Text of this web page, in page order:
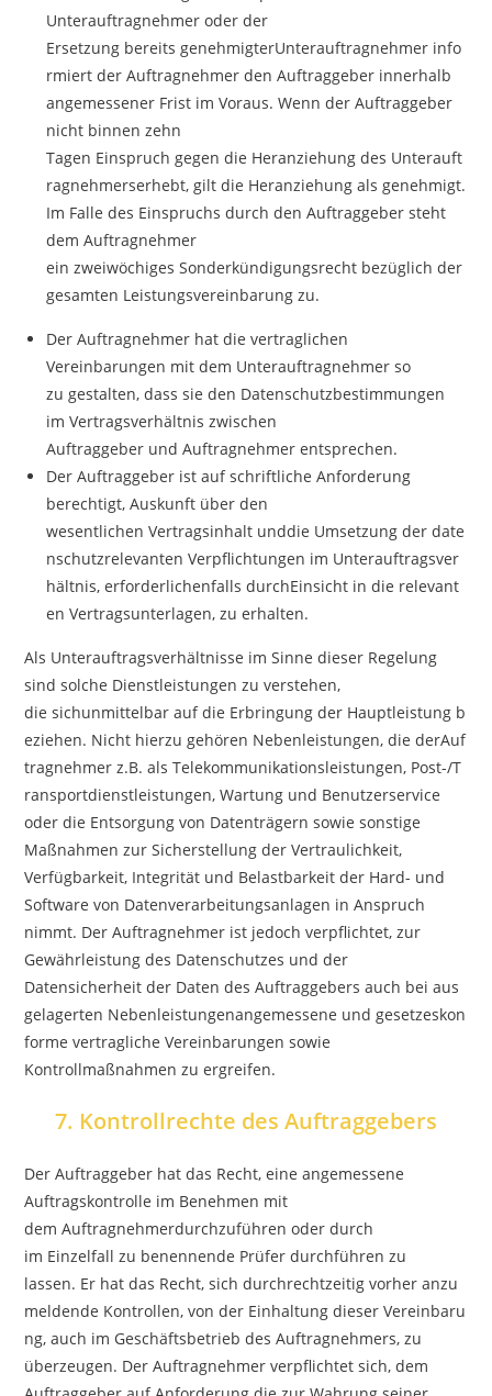
Unterauftragnehmer oder der
Ersetzung bereits genehmigterUnterauftragnehmer info
rmiert der Auftragnehmer den Auftraggeber innerhalb
angemessener Frist im Voraus. Wenn der Auftraggeber
nicht binnen zehn
Tagen Einspruch gegen die Heranziehung des Unterauft
ragnehmerserhebt, gilt die Heranziehung als genehmigt.
Im Falle des Einspruchs durch den Auftraggeber steht
dem Auftragnehmer
ein zweiwöchiges Sonderkündigungsrecht bezüglich der
gesamten Leistungsvereinbarung zu.
Der Auftragnehmer hat die vertraglichen
Vereinbarungen mit dem Unterauftragnehmer so
zu gestalten, dass sie den Datenschutzbestimmungen
im Vertragsverhältnis zwischen
Auftraggeber und Auftragnehmer entsprechen.
Der Auftraggeber ist auf schriftliche Anforderung
berechtigt, Auskunft über den
wesentlichen Vertragsinhalt unddie Umsetzung der date
nschutzrelevanten Verpflichtungen im Unterauftragsver
hältnis, erforderlichenfalls durchEinsicht in die relevant
en Vertragsunterlagen, zu erhalten.
Als Unterauftragsverhältnisse im Sinne dieser Regelung
sind solche Dienstleistungen zu verstehen,
die sichunmittelbar auf die Erbringung der Hauptleistung b
eziehen. Nicht hierzu gehören Nebenleistungen, die derAuf
tragnehmer z.B. als Telekommunikationsleistungen, Post-/T
ransportdienstleistungen, Wartung und Benutzerservice
oder die Entsorgung von Datenträgern sowie sonstige
Maßnahmen zur Sicherstellung der Vertraulichkeit,
Verfügbarkeit, Integrität und Belastbarkeit der Hard- und
Software von Datenverarbeitungsanlagen in Anspruch
nimmt. Der Auftragnehmer ist jedoch verpflichtet, zur
Gewährleistung des Datenschutzes und der
Datensicherheit der Daten des Auftraggebers auch bei aus
gelagerten Nebenleistungenangemessene und gesetzeskon
forme vertragliche Vereinbarungen sowie
Kontrollmaßnahmen zu ergreifen.
7. Kontrollrechte des Auftraggebers
Der Auftraggeber hat das Recht, eine angemessene
Auftragskontrolle im Benehmen mit
dem Auftragnehmerdurchzuführen oder durch
im Einzelfall zu benennende Prüfer durchführen zu
lassen. Er hat das Recht, sich durchrechtzeitig vorher anzu
meldende Kontrollen, von der Einhaltung dieser Vereinbaru
ng, auch im Geschäftsbetrieb des Auftragnehmers, zu
überzeugen. Der Auftragnehmer verpflichtet sich, dem